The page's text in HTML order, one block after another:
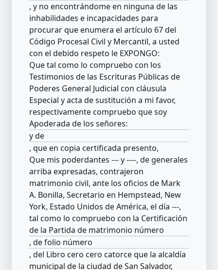
, y no encontrándome en ninguna de las
inhabilidades e incapacidades para
procurar que enumera el artículo 67 del
Código Procesal Civil y Mercantil, a usted
con el debido respeto le EXPONGO:
Que tal como lo compruebo con los
Testimonios de las Escrituras Públicas de
Poderes General Judicial con cláusula
Especial y acta de sustitución a mi favor,
respectivamente compruebo que soy
Apoderada de los señores:
y de
, que en copia certificada presento,
Que mis poderdantes --- y ----, de generales
arriba expresadas, contrajeron
matrimonio civil, ante los oficios de Mark
A. Bonilla, Secretario en Hempstead, New
York, Estado Unidos de América, el día ---,
tal como lo compruebo con la Certificación
de la Partida de matrimonio número
, de folio número
, del Libro cero cero catorce que la alcaldía
municipal de la ciudad de San Salvador,